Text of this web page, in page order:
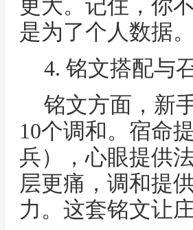
更大。记住，你
是为了个人数据。
4. 铭文搭配与
铭文方面，新
10个调和。宿命
兵），心眼提供
层更痛，调和提
力。这套铭文让